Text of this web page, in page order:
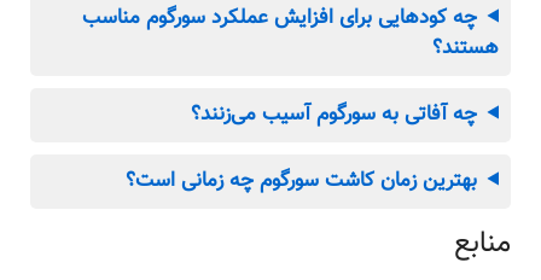
چه کودهایی برای افزایش عملکرد سورگوم مناسب
هستند؟
چه آفاتی به سورگوم آسیب می‌زنند؟
بهترین زمان کاشت سورگوم چه زمانی است؟
منابع